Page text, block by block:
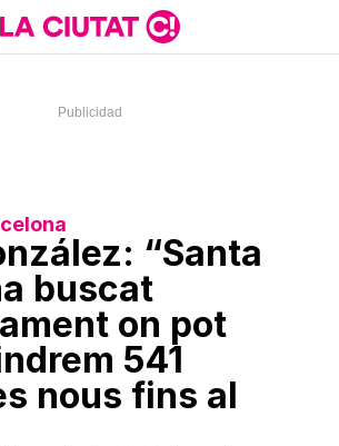
“Santa
buscat
on pot
541
nous fins al